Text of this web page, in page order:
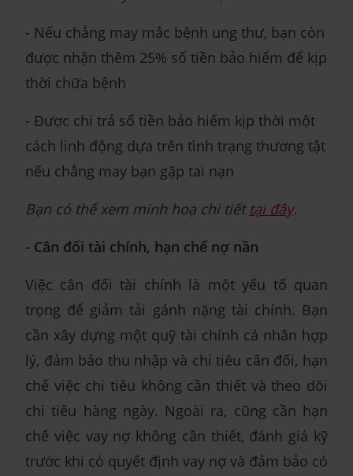
- Nếu chẳng may mắc bệnh ung thư, bạn còn
được nhận thêm 25% số tiền bảo hiểm để kịp
thời chữa bệnh
- Được chi trả số tiền bảo hiểm kịp thời một
cách linh động dựa trên tình trạng thương tật
nếu chẳng may bạn gặp tai nạn
Bạn có thể xem minh hoạ chi tiết tại đây.
- Cân đối tài chính, hạn chế nợ nần
Việc cân đối tài chính là một yếu tố quan
trọng để giảm tải gánh nặng tài chính. Bạn
cần xây dựng một quỹ tài chính cá nhân hợp
lý, đảm bảo thu nhập và chi tiêu cân đối, hạn
chế việc chi tiêu không cần thiết và theo dõi
chi tiêu hàng ngày. Ngoài ra, cũng cần hạn
chế việc vay nợ không cần thiết, đánh giá kỹ
trước khi có quyết định vay nợ và đảm bảo có